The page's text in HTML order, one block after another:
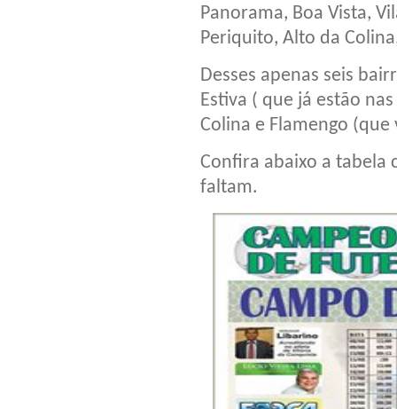
Panorama, Boa Vista,
Periquito, Alto da
Desses apenas seis
Estiva ( que já estão
Colina e Flamengo
Confira abaixo a tabela
faltam.